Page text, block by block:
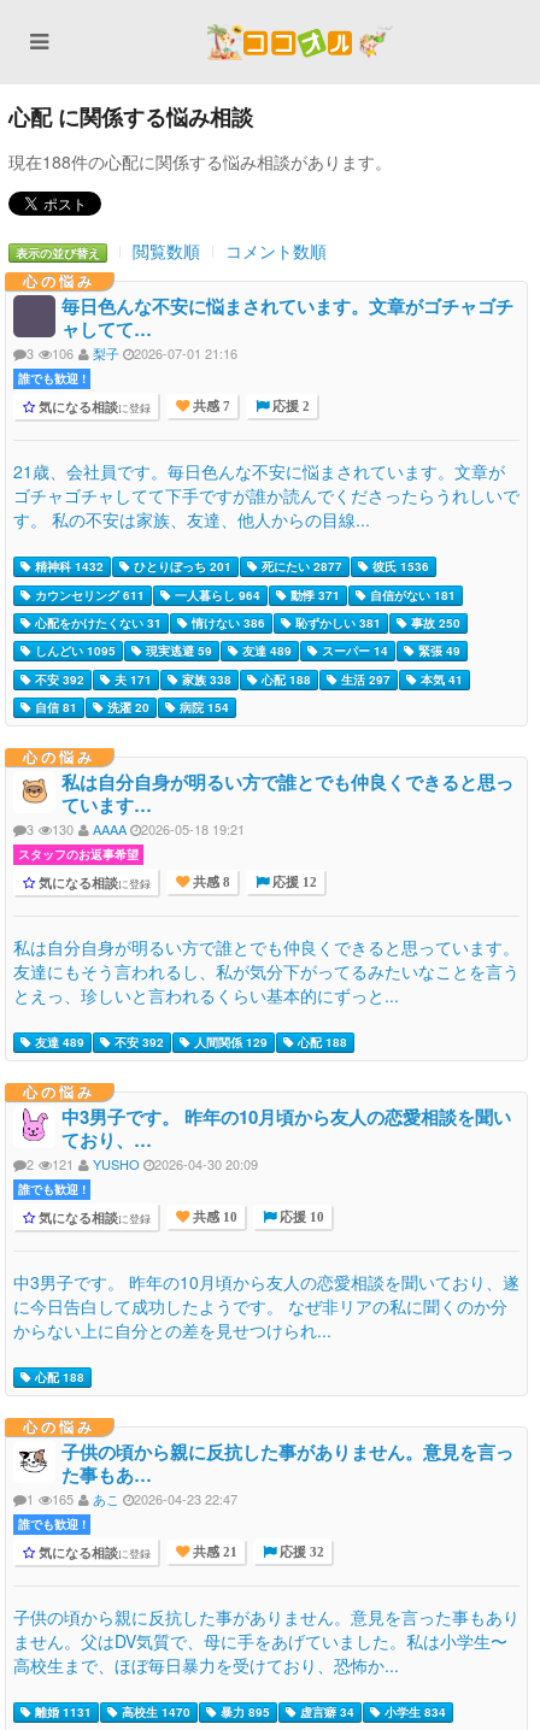
心配 に関係する悩み相談
現在188件の心配に関係する悩み相談があります。
表示の並び替え 閲覧数順 コメント数順
心の悩み
毎日色んな不安に悩まされています。文章がゴチャゴチ
ャしてて…
3 106 梨子 2026-07-01 21:16
誰でも歓迎 !
気になる相談に登録 共感 7 応援 2
21歳、会社員です。毎日色んな不安に悩まされています。文章が
ゴチャゴチャしてて下手ですが誰か読んでくださったらうれしいで
す。 私の不安は家族、友達、他人からの目線...
精神科 1432 ひとりぼっち 201 死にたい 2877
彼氏 1536
カウンセリング 611
一人暮らし 964 動悸 371
自信がない 181
心配をかけたくない 31
情けない 386 恥ずかしい 381
事故 250
しんどい 1095
現実逃避 59 友達 489 スーパー 14
緊張 49
不安 392
夫 171 家族 338 心配 188 生活 297
本気 41
自信 81
洗濯 20 病院 154
心の悩み
私は自分自身が明るい方で誰とでも仲良くできると思っ
ています…
3 130 AAAA 2026-05-18 19:21
スタッフのお返事希望
気になる相談に登録 共感 8 応援 12
私は自分自身が明るい方で誰とでも仲良くできると思っています。
友達にもそう言われるし、私が気分下がってるみたいなことを言う
とえっ、珍しいと言われるくらい基本的にずっと...
友達 489 不安 392 人間関係 129 心配 188
心の悩み
中3男子です。 昨年の10月頃から友人の恋愛相談を聞い
ており、…
2 121 YUSHO 2026-04-30 20:09
誰でも歓迎 !
気になる相談に登録 共感 10 応援 10
中3男子です。 昨年の10月頃から友人の恋愛相談を聞いており、遂
に今日告白して成功したようです。 なぜ非リアの私に聞くのか分
からない上に自分との差を見せつけられ...
心配 188
心の悩み
子供の頃から親に反抗した事がありません。意見を言っ
た事もあ…
1 165 あこ 2026-04-23 22:47
誰でも歓迎 !
気になる相談に登録 共感 21 応援 32
子供の頃から親に反抗した事がありません。意見を言った事もあり
ません。父はDV気質で、母に手をあげていました。私は小学生〜
高校生まで、ほぼ毎日暴力を受けており、恐怖か...
離婚 1131 高校生 1470 暴力 895 虚言癖 34
小学生 834